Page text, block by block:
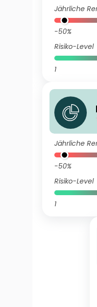
Jährliche
-50%
Risiko-Level
1
Jährliche
-50%
Risiko-Level
1